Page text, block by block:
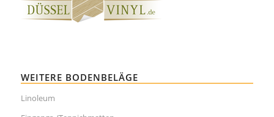
WEITERE BODENBELÄGE
Linoleum